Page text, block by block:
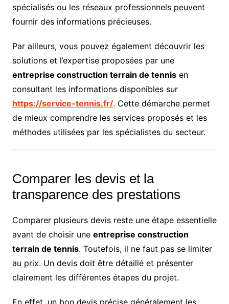
spécialisés ou les réseaux professionnels peuvent
fournir des informations précieuses.
Par ailleurs, vous pouvez également découvrir les
solutions et l’expertise proposées par une
entreprise construction terrain de tennisen
consultant les informations disponibles sur
https://service-tennis.fr/. Cette démarche permet
de mieux comprendre les services proposés et les
méthodes utilisées par les spécialistes du secteur.
Comparer les devis et la
transparence des prestations
Comparer plusieurs devis reste une étape essentielle
avant de choisir une entreprise construction
terrain de tennis. Toutefois, il ne faut pas se limiter
au prix. Un devis doit être détaillé et présenter
clairement les différentes étapes du projet.
En effet, un bon devis précise généralement les